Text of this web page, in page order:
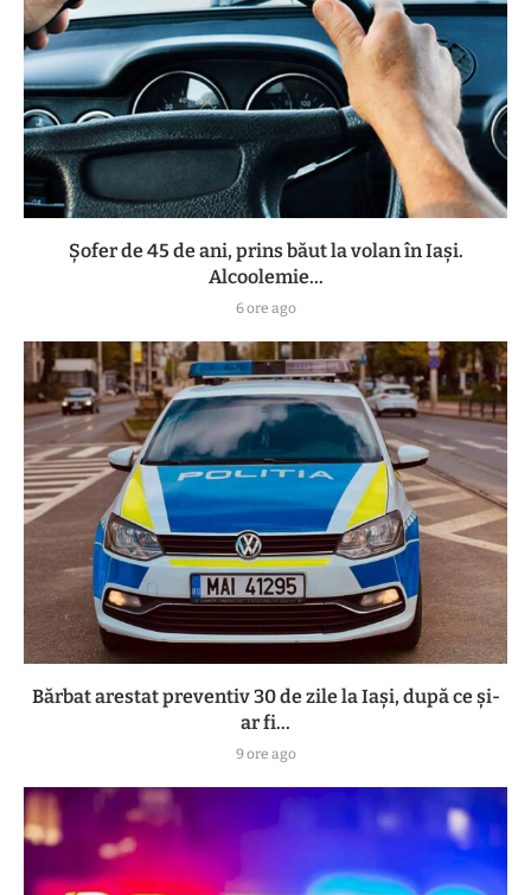
Șofer de 45 de ani, prins băut la volan în Iași.
Alcoolemie...
6 ore ago
Bărbat arestat preventiv 30 de zile la Iași, după ce și-
ar fi...
9 ore ago